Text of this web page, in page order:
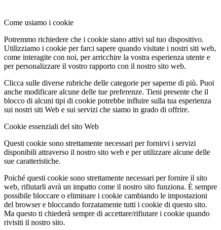
Come usiamo i cookie
Potremmo richiedere che i cookie siano attivi sul tuo dispositivo.
Utilizziamo i cookie per farci sapere quando visitate i nostri siti web,
come interagite con noi, per arricchire la vostra esperienza utente e
per personalizzare il vostro rapporto con il nostro sito web.
Clicca sulle diverse rubriche delle categorie per saperne di più. Puoi
anche modificare alcune delle tue preferenze. Tieni presente che il
blocco di alcuni tipi di cookie potrebbe influire sulla tua esperienza
sui nostri siti Web e sui servizi che siamo in grado di offrire.
Cookie essenziali del sito Web
Questi cookie sono strettamente necessari per fornirvi i servizi
disponibili attraverso il nostro sito web e per utilizzare alcune delle
sue caratteristiche.
Poiché questi cookie sono strettamente necessari per fornire il sito
web, rifiutarli avrà un impatto come il nostro sito funziona. È sempre
possibile bloccare o eliminare i cookie cambiando le impostazioni
del browser e bloccando forzatamente tutti i cookie di questo sito.
Ma questo ti chiederà sempre di accettare/rifiutare i cookie quando
rivisiti il nostro sito.